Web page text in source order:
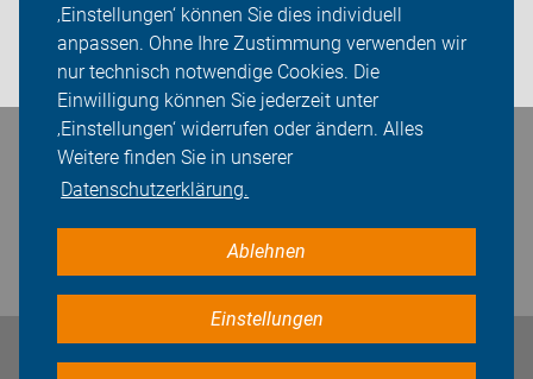
‚Einstellungen‘ können Sie dies individuell
anpassen. Ohne Ihre Zustimmung verwenden wir
nur technisch notwendige Cookies. Die
Einwilligung können Sie jederzeit unter
‚Einstellungen‘ widerrufen oder ändern. Alles
Weitere finden Sie in unserer
Datenschutzerklärung.
Ablehnen
Einstellungen
Presse
Login
Bleiben Sie in Kontakt